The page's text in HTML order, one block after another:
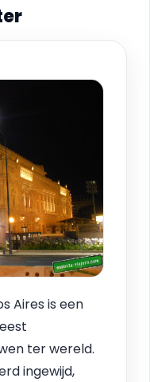
Aires is een
ter wereld.
ingewijd,